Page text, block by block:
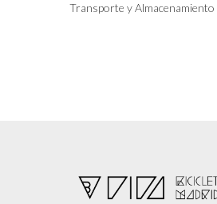
Transporte y Almacenamiento